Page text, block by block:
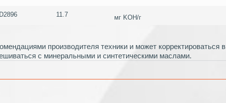
11.7 мг KOH/г
производителя техники и может корректироваться в
с минеральными и синтетическими маслами.